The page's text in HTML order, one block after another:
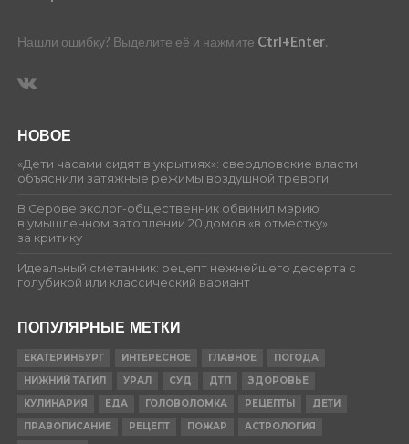
Нашли ошибку? Выделите её и нажмите Ctrl+Enter.
НОВОЕ
«Дети часами сидят в укрытиях»: свердловские власти
объяснили затяжные режимы воздушной тревоги
В Серове эколог-общественник обвинил мэрию
в умышленном затоплении 20 домов «в отместку»
за критику
Идеальный сметанник: рецепт нежнейшего десерта с
голубикой или классический вариант
ПОПУЛЯРНЫЕ МЕТКИ
ЕКАТЕРИНБУРГ ИНТЕРЕСНОЕ ГЛАВНОЕ
ПОГОДА
НИЖНИЙ ТАГИЛ
УРАЛ СУД ДТП
ЗДОРОВЬЕ
КУЛИНАРИЯ
ЕДА ГОЛОВОЛОМКА РЕЦЕПТЫ
ДЕТИ
ПРАВОПИСАНИЕ
РЕЦЕПТ ПОЖАР
АСТРОЛОГИЯ